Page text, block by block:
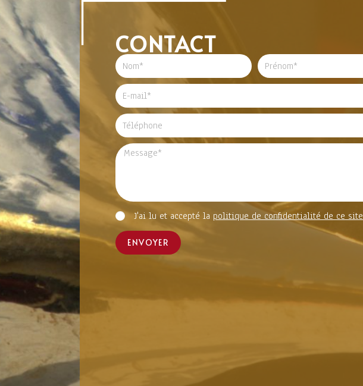
CONTACT
J'ai lu et accepté la politique de confidentialité de ce site
ENVOYER